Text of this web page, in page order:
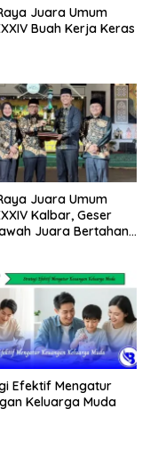
Juara Umum
Buah Kerja Keras
Juara Umum
Kalbar, Geser
Juara Bertahan
Efektif Mengatur
Keluarga Muda